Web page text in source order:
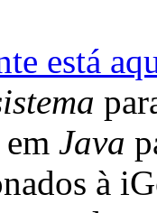
está
Java
à